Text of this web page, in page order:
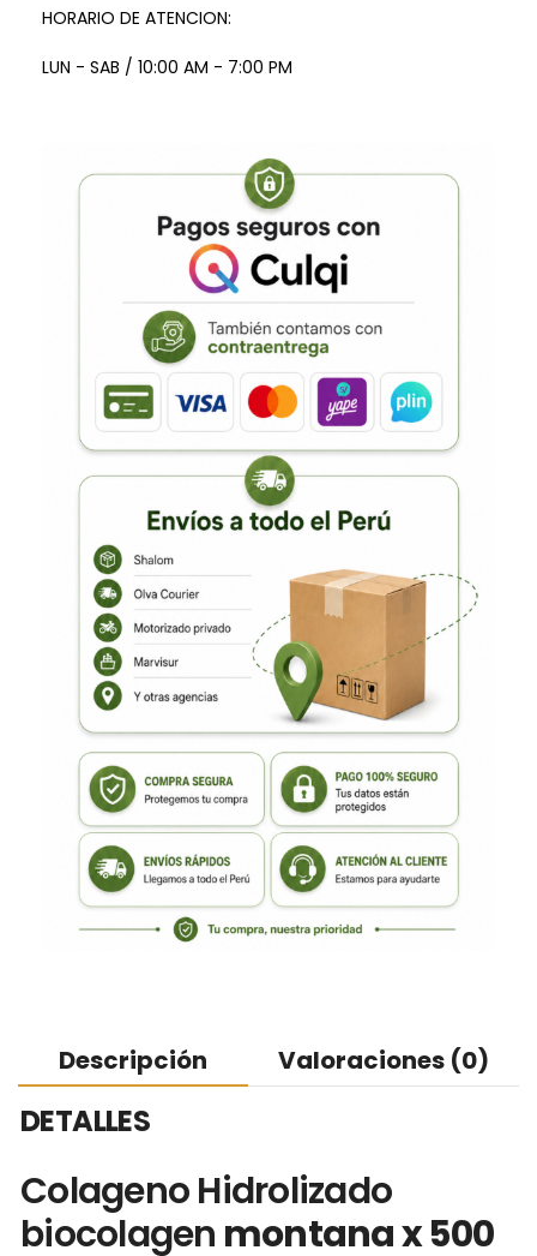
HORARIO DE ATENCION:
LUN - SAB / 10:00 AM - 7:00 PM
Descripción Valoraciones (0)
DETALLES
Colageno Hidrolizado
biocolagen montana x 500